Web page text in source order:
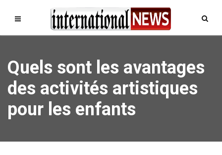
Quels sont les avantages
des activités artistiques
pour les enfants